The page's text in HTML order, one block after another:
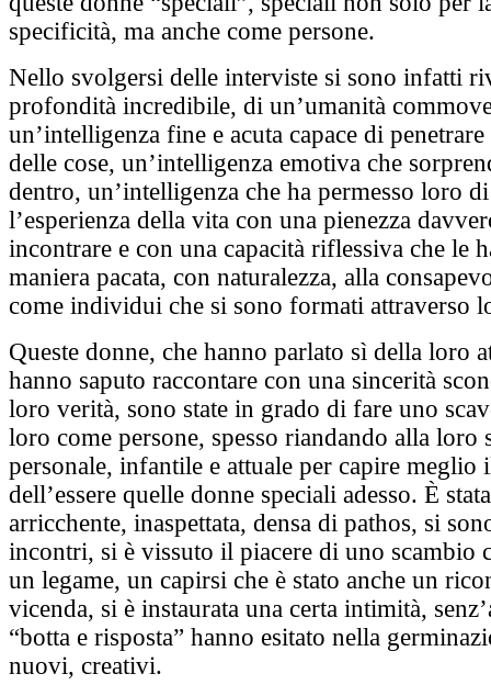
specificità, ma anche come persone.
Nello svolgersi delle interviste si sono infatti
profondità incredibile, di un’umanità
un’intelligenza fine e acuta capace di penetrare
delle cose, un’intelligenza emotiva che
dentro, un’intelligenza che ha permesso loro
l’esperienza della vita con una pienezza
incontrare e con una capacità riflessiva che le
maniera pacata, con naturalezza, alla
come individui che si sono formati attraverso
Queste donne, che hanno parlato sì della loro
hanno saputo raccontare con una sincerità
loro verità, sono state in grado di fare uno
loro come persone, spesso riandando alla loro
personale, infantile e attuale per capire meglio
dell’essere quelle donne speciali adesso. È
arricchente, inaspettata, densa di pathos, si
incontri, si è vissuto il piacere di uno scambio
un legame, un capirsi che è stato anche un
vicenda, si è instaurata una certa intimità,
“botta e risposta” hanno esitato nella
nuovi, creativi.